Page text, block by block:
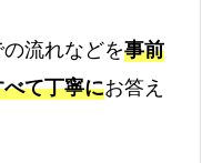
流れなどを事前
て丁寧にお答え